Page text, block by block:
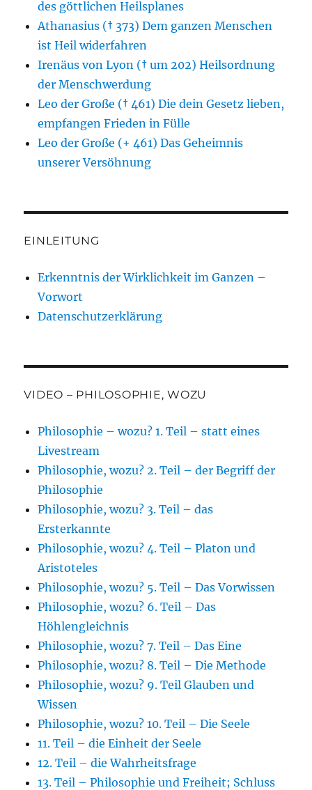
des göttlichen Heilsplanes
Athanasius († 373) Dem ganzen Menschen
ist Heil widerfahren
Irenäus von Lyon († um 202) Heilsordnung
der Menschwerdung
Leo der Große († 461) Die dein Gesetz lieben,
empfangen Frieden in Fülle
Leo der Große (+ 461) Das Geheimnis
unserer Versöhnung
EINLEITUNG
Erkenntnis der Wirklichkeit im Ganzen –
Vorwort
Datenschutzerklärung
VIDEO – PHILOSOPHIE, WOZU
Philosophie – wozu? 1. Teil – statt eines
Livestream
Philosophie, wozu? 2. Teil – der Begriff der
Philosophie
Philosophie, wozu? 3. Teil – das
Ersterkannte
Philosophie, wozu? 4. Teil – Platon und
Aristoteles
Philosophie, wozu? 5. Teil – Das Vorwissen
Philosophie, wozu? 6. Teil – Das
Höhlengleichnis
Philosophie, wozu? 7. Teil – Das Eine
Philosophie, wozu? 8. Teil – Die Methode
Philosophie, wozu? 9. Teil Glauben und
Wissen
Philosophie, wozu? 10. Teil – Die Seele
11. Teil – die Einheit der Seele
12. Teil – die Wahrheitsfrage
13. Teil – Philosophie und Freiheit; Schluss